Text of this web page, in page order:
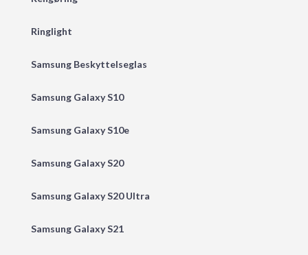
Ringlight
Samsung Beskyttelseglas
Samsung Galaxy S10
Samsung Galaxy S10e
Samsung Galaxy S20
Samsung Galaxy S20 Ultra
Samsung Galaxy S21